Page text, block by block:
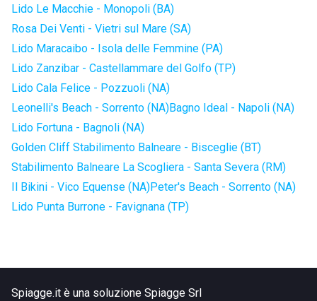
Lido Le Macchie - Monopoli (BA)
Rosa Dei Venti - Vietri sul Mare (SA)
Lido Maracaibo - Isola delle Femmine (PA)
Lido Zanzibar - Castellammare del Golfo (TP)
Lido Cala Felice - Pozzuoli (NA)
Leonelli's Beach - Sorrento (NA)Bagno Ideal - Napoli (NA)
Lido Fortuna - Bagnoli (NA)
Golden Cliff Stabilimento Balneare - Bisceglie (BT)
Stabilimento Balneare La Scogliera - Santa Severa (RM)
Il Bikini - Vico Equense (NA)Peter's Beach - Sorrento (NA)
Lido Punta Burrone - Favignana (TP)
Spiagge.it è una soluzione Spiagge Srl